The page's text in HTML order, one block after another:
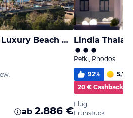
Aquagrand Artistic Luxury Beach Resort - Adults only
ab 2.886 €
Lindia
Pefki, Rhodos
92% 5,7
20 € Cashback
Flug
Frühstück